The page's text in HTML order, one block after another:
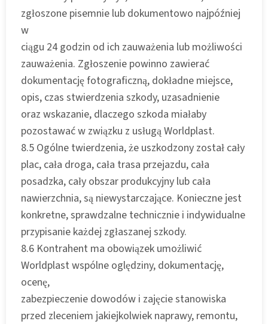
zgłoszone pisemnie lub dokumentowo najpóźniej
w
ciągu 24 godzin od ich zauważenia lub możliwości
zauważenia. Zgłoszenie powinno zawierać
dokumentację fotograficzną, dokładne miejsce,
opis, czas stwierdzenia szkody, uzasadnienie
oraz wskazanie, dlaczego szkoda miałaby
pozostawać w związku z usługą Worldplast.
8.5 Ogólne twierdzenia, że uszkodzony został cały
plac, cała droga, cała trasa przejazdu, cała
posadzka, cały obszar produkcyjny lub cała
nawierzchnia, są niewystarczające. Konieczne jest
konkretne, sprawdzalne technicznie i indywidualne
przypisanie każdej zgłaszanej szkody.
8.6 Kontrahent ma obowiązek umożliwić
Worldplast wspólne oględziny, dokumentację,
ocenę,
zabezpieczenie dowodów i zajęcie stanowiska
przed zleceniem jakiejkolwiek naprawy, remontu,